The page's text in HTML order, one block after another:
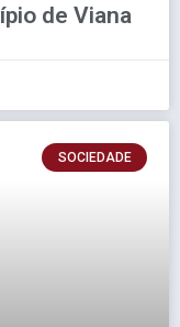
de Viana
SOCIEDADE